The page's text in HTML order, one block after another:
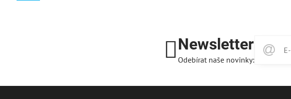
Newsletter
Odebírat naše novinky: